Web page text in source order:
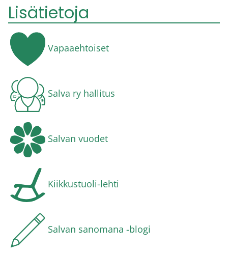
Lisätietoja
Vapaaehtoiset
Salva ry hallitus
Salvan vuodet
Kiikkustuoli-lehti
Salvan sanomana -blogi